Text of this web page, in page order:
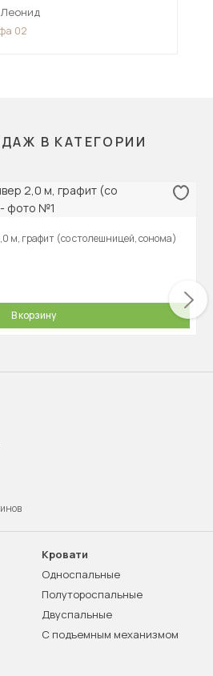
Леонид
02
В КАТЕГОРИИ
м, графит (со столешницей, сонома)
В корзину
Кровати
Односпальные
Полутороспальные
Двуспальные
С подъемным механизмом